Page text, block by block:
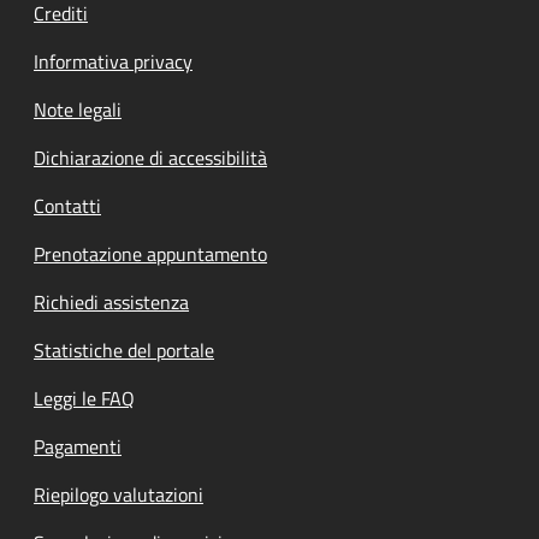
Crediti
Informativa privacy
Note legali
Dichiarazione di accessibilità
Contatti
Prenotazione appuntamento
Richiedi assistenza
Statistiche del portale
Leggi le FAQ
Pagamenti
Riepilogo valutazioni